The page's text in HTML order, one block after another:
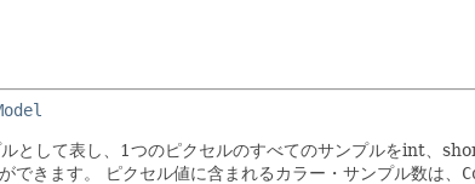
として表し、1つのピクセルのすべてのサンプルをint、
できます。 ピクセル値に含まれるカラー・サンプル数は、